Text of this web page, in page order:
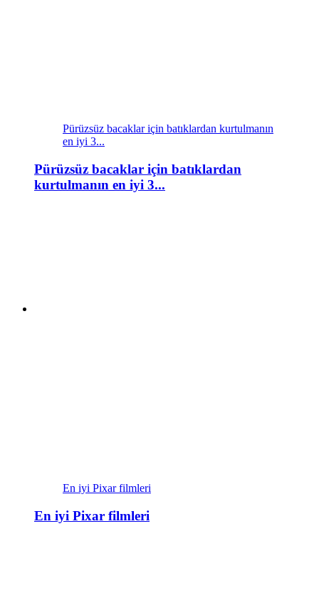
Pürüzsüz bacaklar için batıklardan kurtulmanın
en iyi 3...
Pürüzsüz bacaklar için batıklardan
kurtulmanın en iyi 3...
En iyi Pixar filmleri
En iyi Pixar filmleri